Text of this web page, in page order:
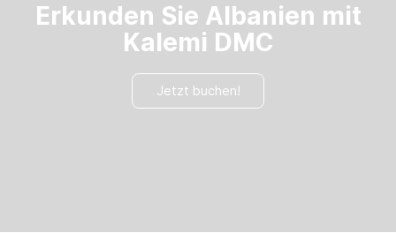
Erkunden Sie Albanien mit
Kalemi DMC
Jetzt buchen!